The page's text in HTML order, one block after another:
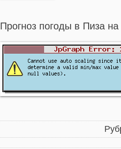
Прогноз погоды в Пиза